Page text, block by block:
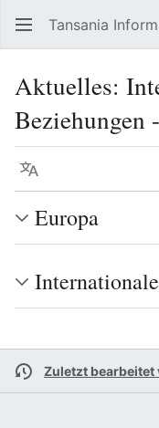
Tansania
Aktuelles:
Beziehungen
Sprache
Europa
Zuletzt bearbeitet